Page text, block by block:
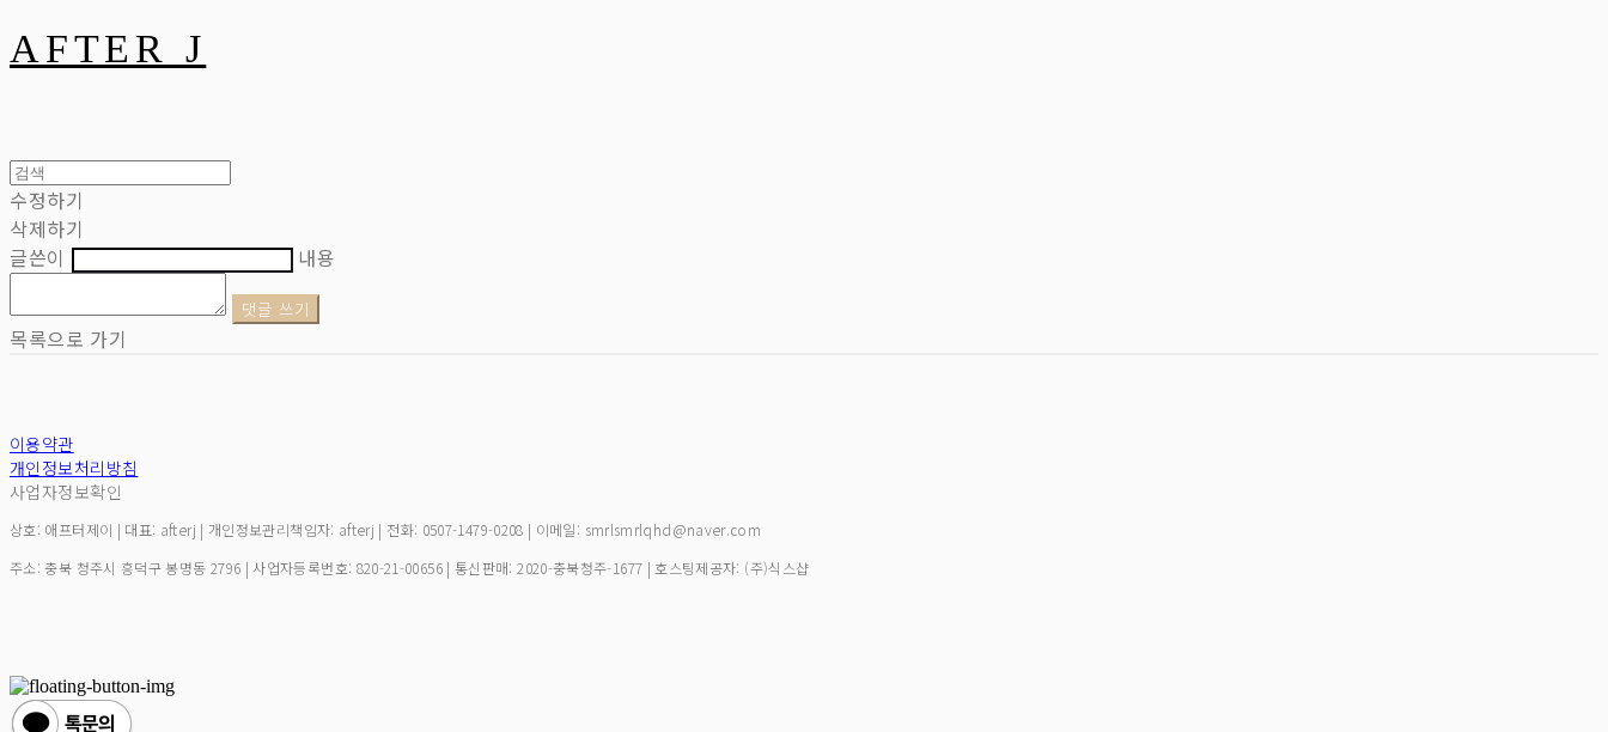
AFTER J
수정하기
삭제하기
글쓴이
내용
댓글 쓰기
목록으로 가기
이용약관
개인정보처리방침
사업자정보확인
상호: 애프터제이 | 대표: afterj | 개인정보관리책임자: afterj | 전화: 0507-1479-0208 | 이메일: smrlsmrlqhd@naver.com
주소: 충북 청주시 흥덕구 봉명동 2796 | 사업자등록번호: 820-21-00656| 통신판매:2020-충북청주-1677 | 호스팅제공자: (주)식스샵